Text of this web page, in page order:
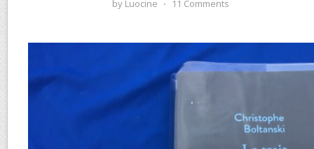
by Luocine ⋅ 11 Comments